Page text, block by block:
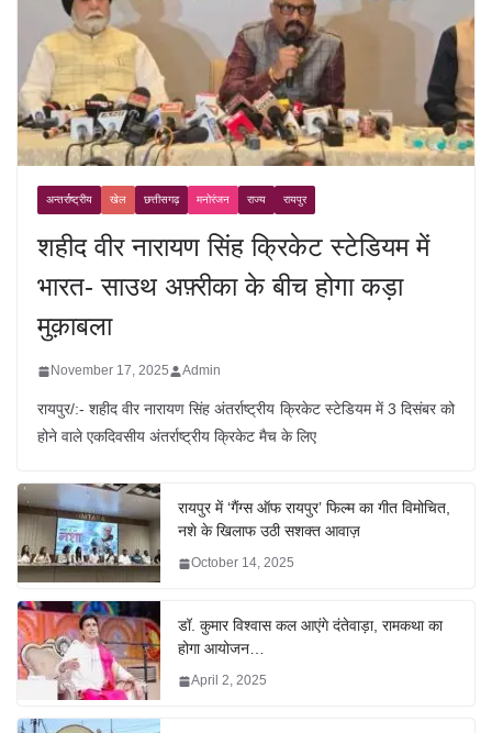
अन्तर्राष्ट्रीय खेल छत्तीसगढ़ मनोरंजन राज्य रायपुर
शहीद वीर नारायण सिंह क्रिकेट स्टेडियम में
भारत- साउथ अफ़्रीका के बीच होगा कड़ा
मुक़ाबला
November 17, 2025 Admin
रायपुर/:- शहीद वीर नारायण सिंह अंतर्राष्ट्रीय क्रिकेट स्टेडियम में 3 दिसंबर को
होने वाले एकदिवसीय अंतर्राष्ट्रीय क्रिकेट मैच के लिए
रायपुर में ‘गैंग्स ऑफ रायपुर’ फिल्म का गीत विमोचित,
नशे के खिलाफ उठी सशक्त आवाज़
October 14, 2025
डॉ. कुमार विश्वास कल आएंगे दंतेवाड़ा, रामकथा का
होगा आयोजन…
April 2, 2025